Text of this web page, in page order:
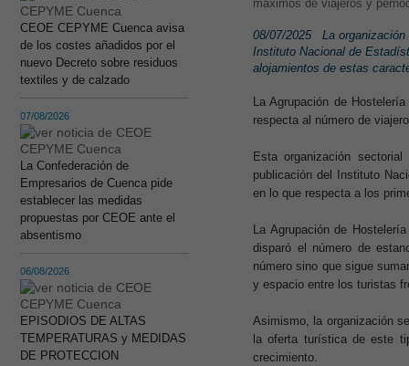
CEOE CEPYME Cuenca avisa
de los costes añadidos por el
nuevo Decreto sobre residuos
textiles y de calzado
07/08/2026
La Confederación de
Empresarios de Cuenca pide
establecer las medidas
propuestas por CEOE ante el
absentismo
06/08/2026
EPISODIOS DE ALTAS
TEMPERATURAS y MEDIDAS
DE PROTECCION
08/07/2025
La
Instituto Nacional de
alojamientos de estas
La Agrupación de
respecta al número de
Esta organización
publicación del Instituto
en lo que respecta a los
La Agrupación de
disparó el número de
número sino que sigue
y espacio entre los turistas
Asimismo, la organización
la oferta turística de este
crecimiento.